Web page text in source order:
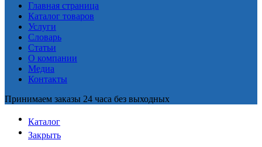
Главная страница
Каталог товаров
Услуги
Словарь
Статьи
О компании
Медиа
Контакты
Принимаем заказы 24 часа без выходных
Каталог
Закрыть